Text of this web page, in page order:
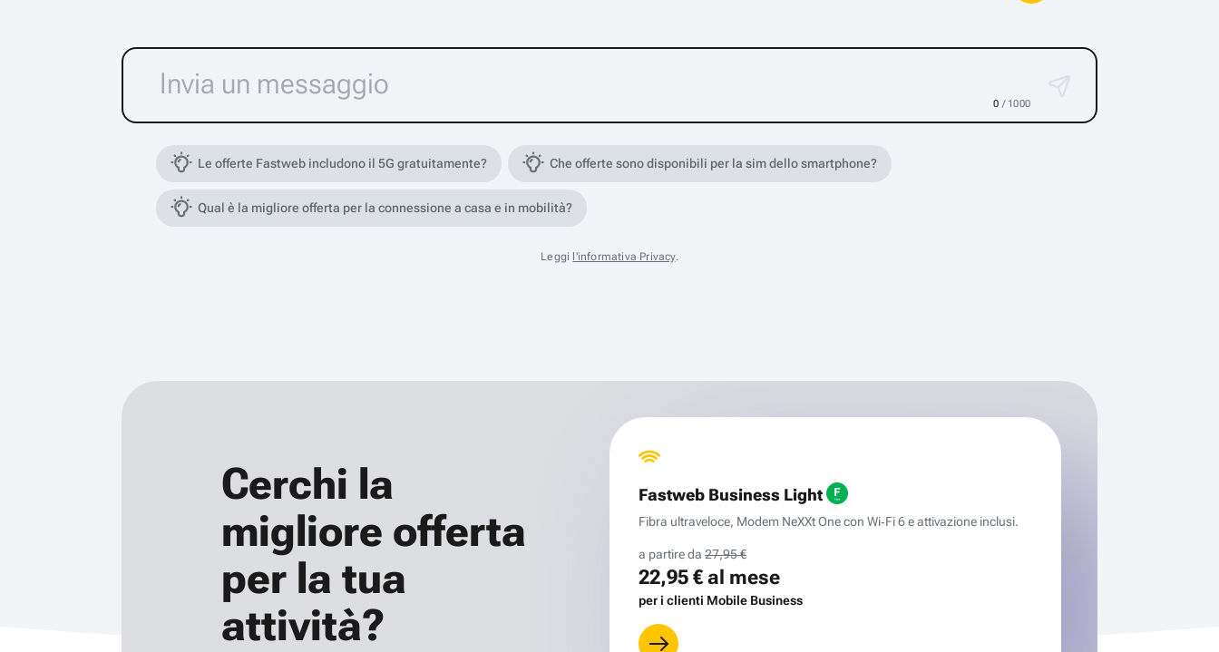
0 / 1000
Le offerte Fastweb includono il 5G gratuitamente? Che offerte sono disponibili per la sim dello smartphone?
Qual è la migliore offerta per la connessione a casa e in mobilità?
Leggi l'informativa Privacy.
Cerchi la
migliore offerta
per la tua
attività?
Fastweb Business Light
Fibra ultraveloce, Modem NeXXt One con Wi‑Fi 6 e attivazione inclusi.
a partire da 27,95 €
22,95 €al mese
per i clienti Mobile Business